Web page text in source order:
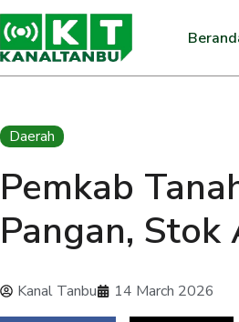
Daerah
Pemkab
Pangan,
Kanal Tanbu 14 March 2026